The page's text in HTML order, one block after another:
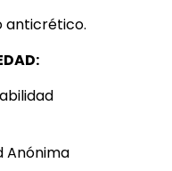
anticrético.
Anónima